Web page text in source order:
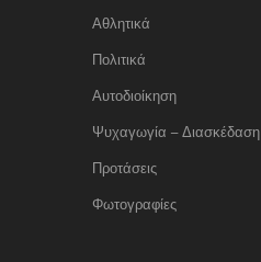
Αθλητικά
Πολιτικά
Αυτοδιοίκηση
Ψυχαγωγία – Διασκέδαση
Προτάσεις
Φωτογραφίες